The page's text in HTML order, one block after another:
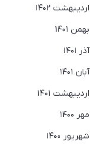
ارديبهشت 1402
بهمن 1401
آذر 1401
آبان 1401
ارديبهشت 1401
مهر 1400
شهریور 1400